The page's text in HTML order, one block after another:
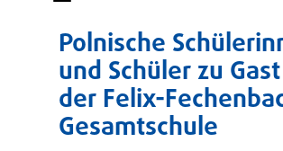
Polnische
und Schüler zu
der Felix-
Gesamtschule